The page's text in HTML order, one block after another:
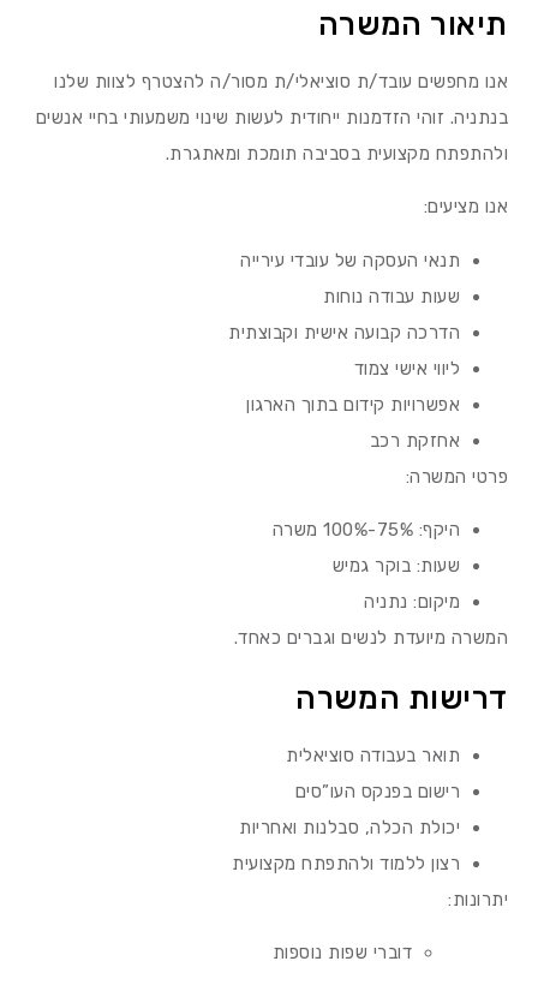
תיאור המשרה
אנו מחפשים עובד/ת סוציאלי/ת מסור/ה להצטרף לצוות שלנו
בנתניה. זוהי הזדמנות ייחודית לעשות שינוי משמעותי בחיי אנשים
ולהתפתח מקצועית בסביבה תומכת ומאתגרת.
אנו מציעים:
תנאי העסקה של עובדי עירייה
שעות עבודה נוחות
הדרכה קבועה אישית וקבוצתית
ליווי אישי צמוד
אפשרויות קידום בתוך הארגון
אחזקת רכב
פרטי המשרה:
היקף: 75%-100% משרה
שעות: בוקר גמיש
מיקום: נתניה
המשרה מיועדת לנשים וגברים כאחד.
דרישות המשרה
תואר בעבודה סוציאלית
רישום בפנקס העו”סים
יכולת הכלה, סבלנות ואחריות
רצון ללמוד ולהתפתח מקצועית
יתרונות:
דוברי שפות נוספות